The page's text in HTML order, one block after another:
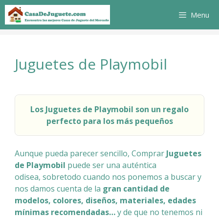
Saltar
contenido
Menu
Juguetes de Playmobil
Los Juguetes de Playmobil son un regalo
perfecto para los más pequeños
Aunque pueda parecer sencillo, Comprar Juguetes
de Playmobil puede ser una auténtica
odisea, sobretodo cuando nos ponemos a buscar y
nos damos cuenta de la gran cantidad de
modelos, colores, diseños, materiales, edades
mínimas recomendadas…y de que no tenemos ni